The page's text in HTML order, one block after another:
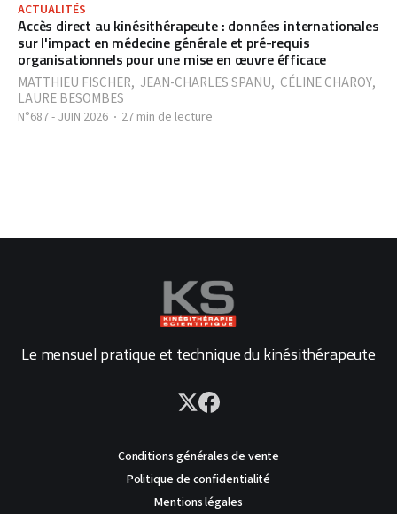
ACTUALITÉS
Accès direct au kinésithérapeute : données internationales
sur l'impact en médecine générale et pré-requis
organisationnels pour une mise en œuvre éfficace
MATTHIEU FISCHER, JEAN-CHARLES SPANU, CÉLINE CHAROY,
LAURE BESOMBES
N°687 - JUIN 2026 27 min de lecture
Le mensuel pratique et technique du kinésithérapeute
Conditions générales de vente
Politique de confidentialité
Mentions légales